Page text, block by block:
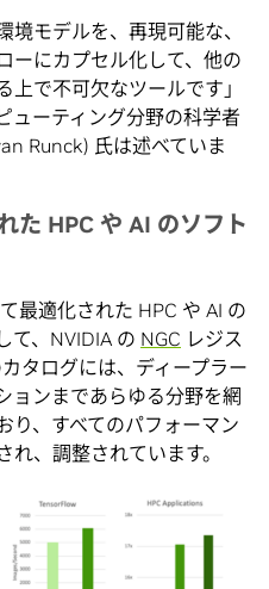
境モデルを、再現可能な、
ーにカプセル化して、他の
で不可欠なツールです」
ューティング分野の科学者
Runck) 氏は述べていま
た HPC や AI のソフト
最適化された HPC や AI の
て、NVIDIA の NGC レジス
タログには、ディープラー
ョンまであらゆる分野を網
り、すべてのパフォーマン
、調整されています。